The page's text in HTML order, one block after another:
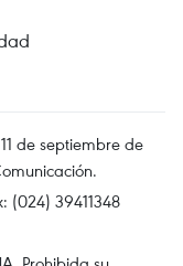
de septiembre de
(024) 39411348